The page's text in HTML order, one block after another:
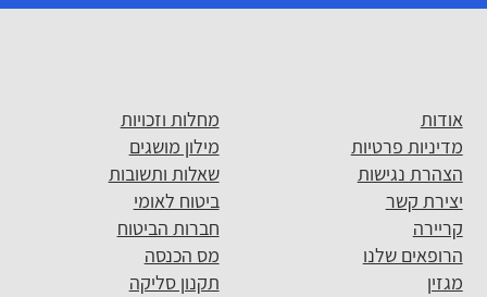
אודות
מדיניות פרטיות
הצהרת נגישות
יצירת קשר
קריירה
הרופאים שלנו
מגזין
מחלות וזכויות
מילון מושגים
שאלות ותשובות
ביטוח לאומי
חברות הביטוח
מס הכנסה
תקנון סליקה